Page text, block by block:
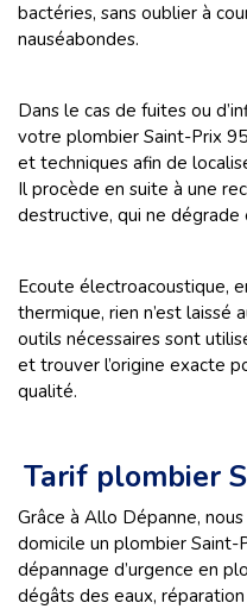
bactéries, sans oublier à
nauséabondes.
Dans le cas de fuites ou
votre plombier Saint-Prix
et techniques afin de
Il procède en suite à une
destructive, qui ne dégrade
Ecoute électroacoustique,
thermique, rien n’est laissé
outils nécessaires sont
et trouver l’origine exacte
qualité.
Tarif plombier
Grâce à Allo Dépanne,
domicile un plombier Saint-
dépannage d’urgence en
dégâts des eaux,